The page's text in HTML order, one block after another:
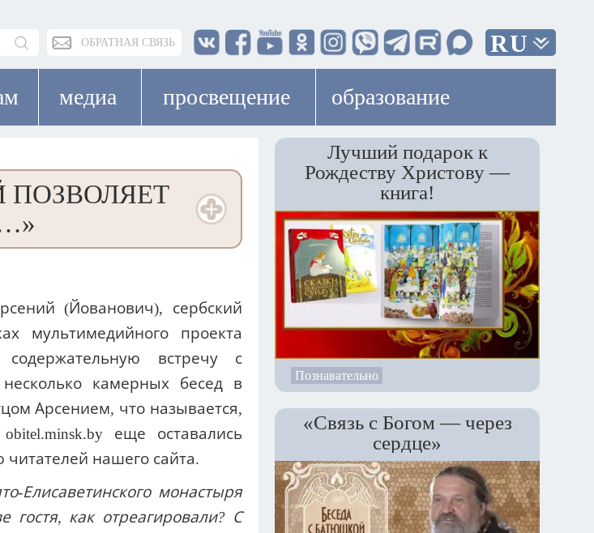
ОБРАТНАЯ СВЯЗЬ RU
медиа просвещение образование
(Йованович), сербский
мультимедийного проекта
встречу с
камерных бесед в
Арсением, что называется,
еще оставались
нашего сайта.
Елисаветинского монастыря
гостя, как отреагировали? С
Лучший подарок к
Рождеству Христову —
книга!
Познавательно
«Связь с Богом — через
сердце»